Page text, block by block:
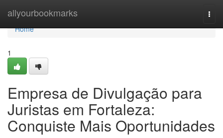
allyourbookmarks
Home
Home
1
Empresa de Divulgação para
Juristas em Fortaleza:
Conquiste Mais Oportunidades